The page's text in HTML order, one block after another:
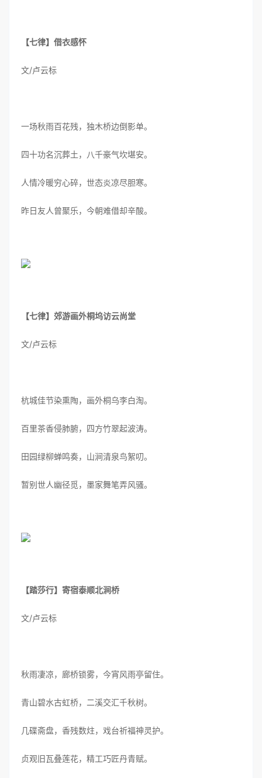
【七律】借衣感怀
文/卢云标
一场秋雨百花残，独木桥边倒影单。
四十功名沉葬土，八千豪气坎堪安。
人情冷暖穷心碎，世态炎凉尽胆寒。
昨日友人曾聚乐，今朝难借却辛酸。
【七律】郊游画外桐坞访云尚堂
文/卢云标
杭城佳节染熏陶，画外桐乌李白淘。
百里茶香侵肺腑，四方竹翠起波涛。
田园绿柳蝉鸣奏，山涧清泉鸟絮叨。
暂别世人幽径觅，墨家舞笔弄风骚。
【踏莎行】寄宿泰顺北涧桥
文/卢云标
秋雨凄凉，廊桥锁雾，今宵风雨亭留住。
青山碧水古虹桥，二溪交汇千秋树。
几碟斋盘，香残数炷，戏台祈福神灵护。
贞观旧瓦叠莲花，精工巧匠丹青赋。